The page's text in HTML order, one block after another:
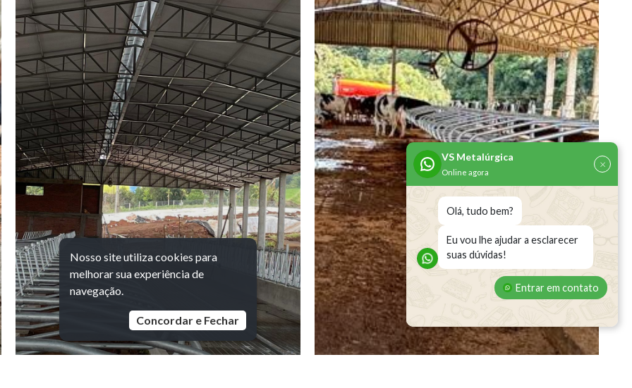
VS Metalúrgica
Online agora
×
Olá, tudo bem?
Eu vou lhe ajudar a esclarecer
suas dúvidas!
Entrar em contato
Nosso site utiliza cookies para
melhorar sua experiência de
navegação.
Concordar e Fechar